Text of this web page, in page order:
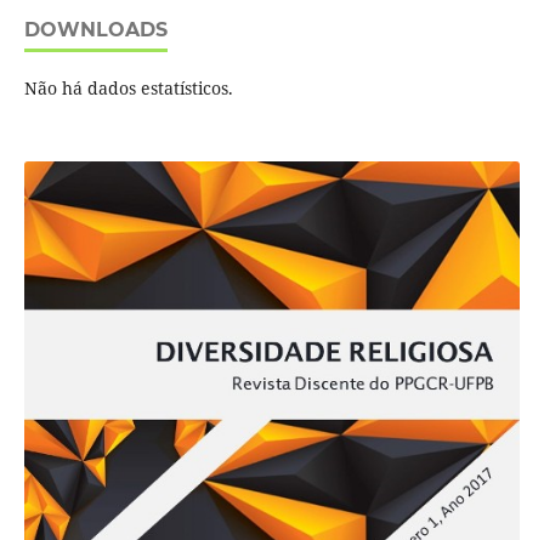
DOWNLOADS
Não há dados estatísticos.